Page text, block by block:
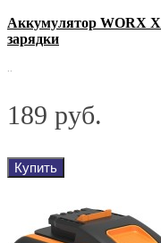
Аккумулятор WORX
зарядки
189 руб.
Купить